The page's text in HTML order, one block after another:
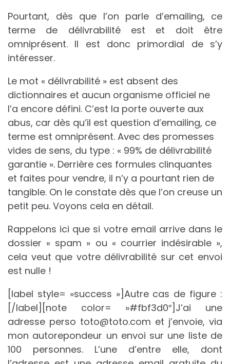
Pourtant, dès que l’on parle d’emailing, ce
terme de délivrabilité est et doit être
omniprésent. Il est donc primordial de s’y
intéresser.
Le mot « délivrabilité » est absent des
dictionnaires et aucun organisme officiel ne
l’a encore défini. C’est la porte ouverte aux
abus, car dès qu’il est question d’emailing, ce
terme est omniprésent. Avec des promesses
vides de sens, du type : « 99% de délivrabilité
garantie ». Derrière ces formules clinquantes
et faites pour vendre, il n’y a pourtant rien de
tangible. On le constate dès que l’on creuse un
petit peu. Voyons cela en détail.
Rappelons ici que si votre email arrive dans le
dossier « spam » ou « courrier indésirable »,
cela veut que votre délivrabilité sur cet envoi
est nulle !
[label style= »success »]Autre cas de figure :
[/label][note color= »#fbf3d0″]J’ai une
adresse perso toto@toto.com et j’envoie, via
mon autorepondeur un envoi sur une liste de
100 personnes. L’une d’entre elle, dont